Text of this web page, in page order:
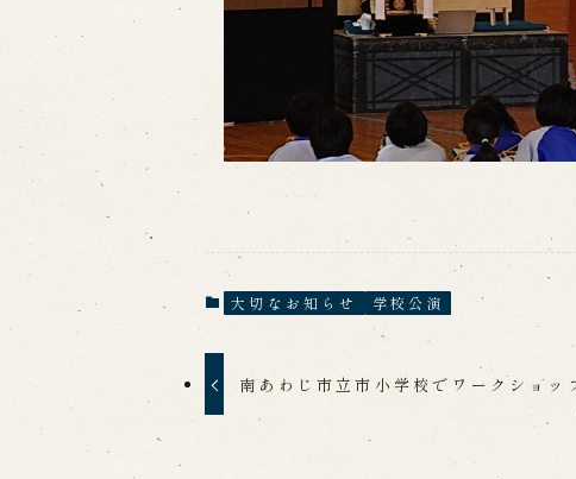
大切なお知らせ 学校公演
南あわじ市立市小学校でワークショッ